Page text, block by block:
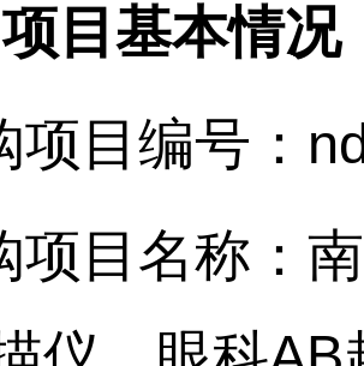
项目基本情况
项目编号：
项目名称：